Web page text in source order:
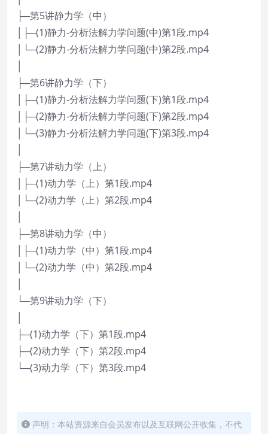
├─第5讲静力学（中）
│├─(1)静力-分析法解力学问题(中)第1段.mp4
│└─(2)静力-分析法解力学问题(中)第2段.mp4
├─第6讲静力学（下）
│├─(1)静力-分析法解力学问题(下)第1段.mp4
│├─(2)静力-分析法解力学问题(下)第2段.mp4
│└─(3)静力-分析法解力学问题(下)第3段.mp4
├─第7讲动力学（上）
│├─(1)动力学（上）第1段.mp4
│└─(2)动力学（上）第2段.mp4
├─第8讲动力学（中）
│├─(1)动力学（中）第1段.mp4
│└─(2)动力学（中）第2段.mp4
└─第9讲动力学（下）
├─(1)动力学（下）第1段.mp4
├─(2)动力学（下）第2段.mp4
└─(3)动力学（下）第3段.mp4
声明：本站资源来自会员发布以及互联网公开收集，不代